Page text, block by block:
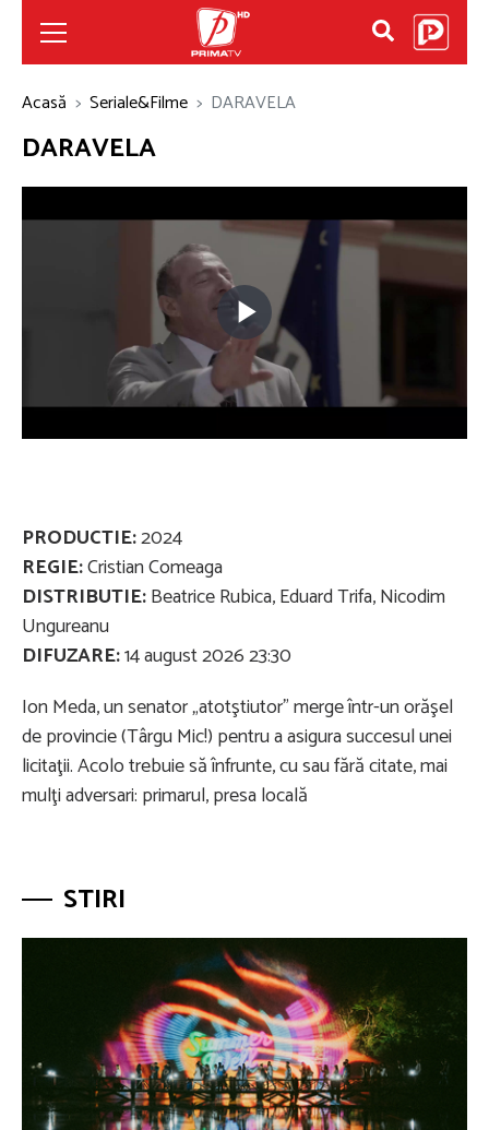
Acasă Seriale&Filme DARAVELA
DARAVELA
Play
Video
PRODUCTIE:2024
REGIE:Cristian Comeaga
DISTRIBUTIE:Beatrice Rubica, Eduard Trifa, Nicodim
Ungureanu
DIFUZARE:14 august 2026 23:30
Ion Meda, un senator „atotştiutor” merge într-un orăşel
de provincie (Târgu Mic!) pentru a asigura succesul unei
licitaţii. Acolo trebuie să înfrunte, cu sau fără citate, mai
mulţi adversari: primarul, presa locală
STIRI